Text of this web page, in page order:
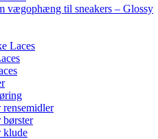
vægophæng til sneakers – Glossy
Laces
rensemidler
børster
klude